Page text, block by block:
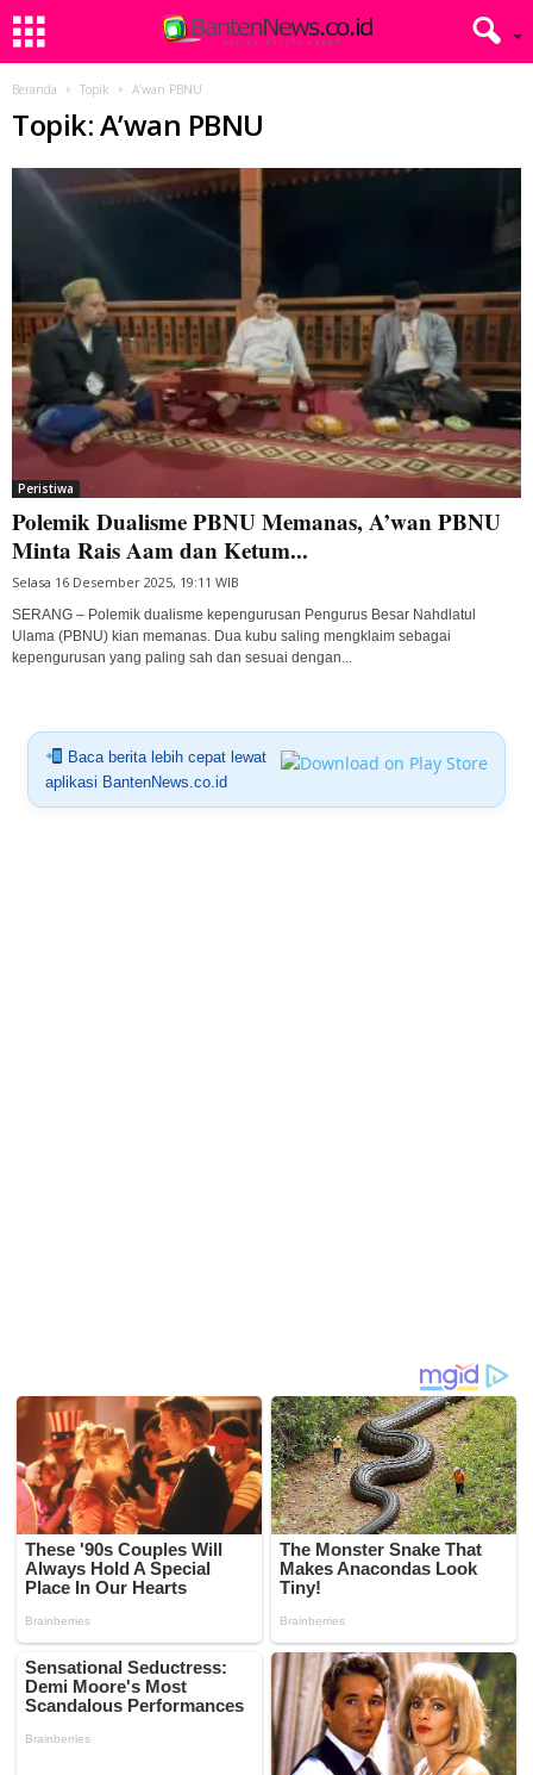
Beranda Topik A’wan PBNU
Topik: A’wan PBNU
Peristiwa
Polemik Dualisme PBNU Memanas, A’wan PBNU
Minta Rais Aam dan Ketum...
Selasa 16 Desember 2025, 19:11 WIB
SERANG – Polemik dualisme kepengurusan Pengurus Besar Nahdlatul
Ulama (PBNU) kian memanas. Dua kubu saling mengklaim sebagai
kepengurusan yang paling sah dan sesuai dengan...
Baca berita lebih cepat lewat
aplikasi BantenNews.co.id